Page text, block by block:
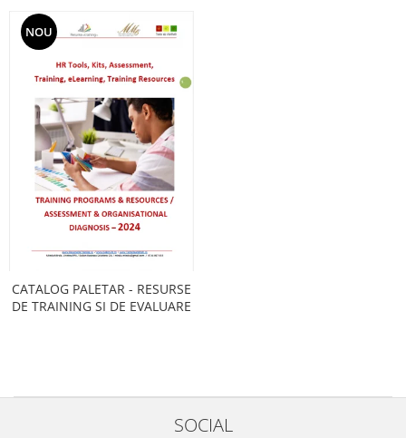
militare, diplomatice, de
intelligence
NOU
CATALOG PALETAR - RESURSE
DE TRAINING SI DE EVALUARE
SOCIAL